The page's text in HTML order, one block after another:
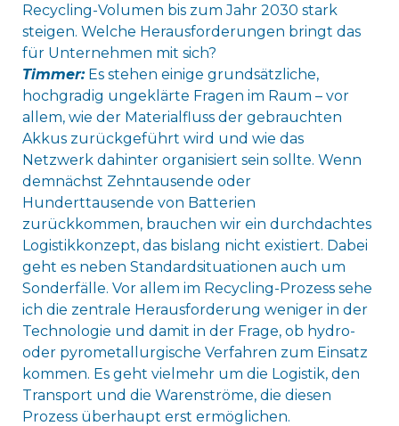
Recycling-Volumen bis zum Jahr 2030 stark
steigen. Welche Herausforderungen bringt das
für Unternehmen mit sich?
Timmer:Es stehen einige grundsätzliche,
hochgradig ungeklärte Fragen im Raum – vor
allem, wie der Materialfluss der gebrauchten
Akkus zurückgeführt wird und wie das
Netzwerk dahinter organisiert sein sollte. Wenn
demnächst Zehntausende oder
Hunderttausende von Batterien
zurückkommen, brauchen wir ein durchdachtes
Logistikkonzept, das bislang nicht existiert. Dabei
geht es neben Standardsituationen auch um
Sonderfälle. Vor allem im Recycling-Prozess sehe
ich die zentrale Herausforderung weniger in der
Technologie und damit in der Frage, ob hydro-
oder pyrometallurgische Verfahren zum Einsatz
kommen. Es geht vielmehr um die Logistik, den
Transport und die Warenströme, die diesen
Prozess überhaupt erst ermöglichen.